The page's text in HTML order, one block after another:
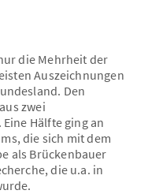
die Mehrheit der
Auszeichnungen
Den
zwei
Hälfte ging an
die sich mit dem
als Brückenbauer
die u.a. in